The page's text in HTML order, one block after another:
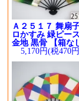
Ａ２５１７ 舞扇
ロかすみ 緑ピー
金地 黒骨 【箱な
5,170円(税470